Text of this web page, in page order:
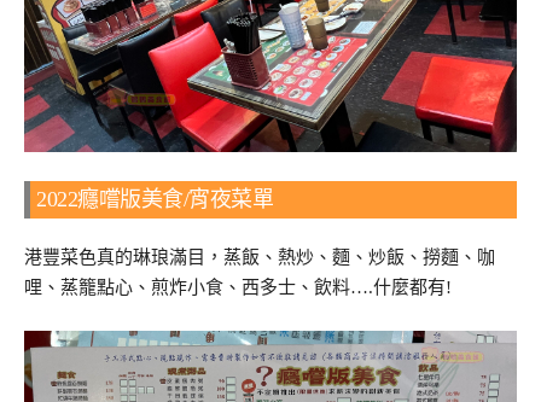
2022癮嚐版美食/宵夜菜單
港豐菜色真的琳琅滿目，蒸飯、熱炒、麵、炒飯、撈麵、咖
哩、蒸籠點心、煎炸小食、西多士、飲料….什麼都有!